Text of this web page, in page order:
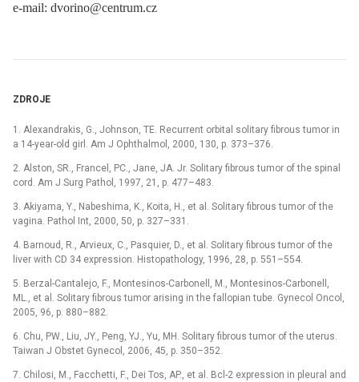
e-mail: dvorino@centrum.cz
ZDROJE
1. Alexandrakis, G., Johnson, TE. Recurrent orbital solitary fibrous tumor in
a 14-year-old girl. Am J Ophthalmol, 2000, 130, p. 373–376.
2. Alston, SR., Francel, PC., Jane, JA. Jr. Solitary fibrous tumor of the spinal
cord. Am J Surg Pathol, 1997, 21, p. 477–483.
3. Akiyama, Y., Nabeshima, K., Koita, H., et al. Solitary fibrous tumor of the
vagina. Pathol Int, 2000, 50, p. 327–331.
4. Barnoud, R., Arvieux, C., Pasquier, D., et al. Solitary fibrous tumor of the
liver with CD 34 expression. Histopathology, 1996, 28, p. 551–554.
5. Berzal-Cantalejo, F., Montesinos-Carbonell, M., Montesinos-Carbonell,
ML., et al. Solitary fibrous tumor arising in the fallopian tube. Gynecol Oncol,
2005, 96, p. 880–882.
6. Chu, PW., Liu, JY., Peng, YJ., Yu, MH. Solitary fibrous tumor of the uterus.
Taiwan J Obstet Gynecol, 2006, 45, p. 350–352.
7. Chilosi, M., Facchetti, F., Dei Tos, AP., et al. Bcl-2 expression in pleural and